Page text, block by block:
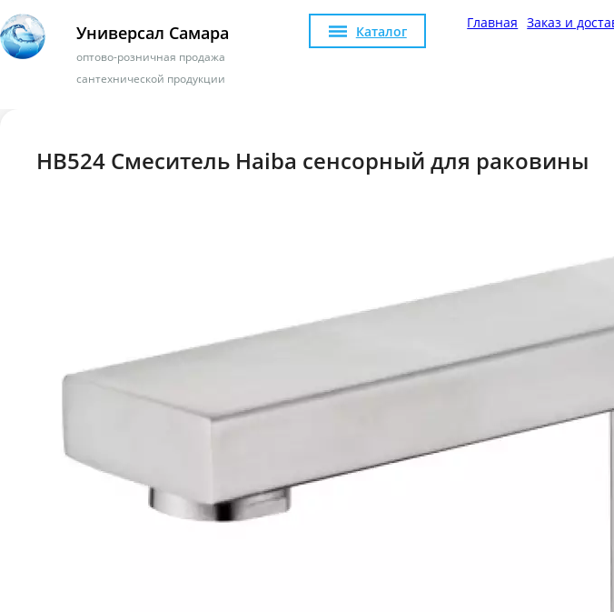
Универсал Самара
оптово-розничная продажа
сантехнической продукции
Каталог Главная Заказ и
HB524 Смеситель Haiba сенсорный для раковины